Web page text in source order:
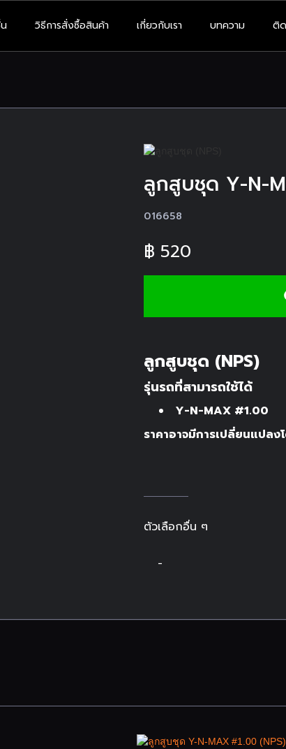
วิธีการสั่งซื้อสินค้า เกี่ยวกับเรา บทความ ติ
ลูกสูบชุด Y-N-
016658
฿ 520
ลูกสูบชุด (NPS)
รุ่นรถที่สามารถใช้ได้
Y-N-MAX #1.00
ราคาอาจมีการเปลี่ยนแปล
ตัวเลือกอื่น ๆ
-